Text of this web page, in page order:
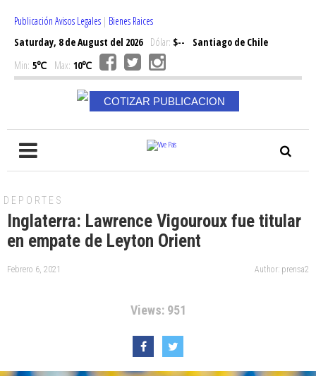
Publicación Avisos Legales | Bienes Raices
Saturday, 8 de August del 2026Dólar: $--
Santiago de Chile
Min: 5℃ Max: 10℃
COTIZAR PUBLICACION
DEPORTES
Inglaterra: Lawrence Vigouroux fue titular
en empate de Leyton Orient
Febrero 6, 2021 Author: prensa2
Views: 951